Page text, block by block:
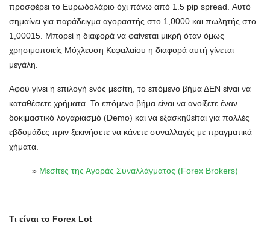
προσφέρει το Ευρωδολάριο όχι πάνω από 1.5 pip spread. Αυτό
σημαίνει για παράδειγμα αγοραστής στο 1,0000 και πωλητής στο
1,00015. Μπορεί η διαφορά να φαίνεται μικρή όταν όμως
χρησιμοποιείς Μόχλευση Κεφαλαίου η διαφορά αυτή γίνεται
μεγάλη.
Αφού γίνει η επιλογή ενός μεσίτη, το επόμενο βήμα ΔΕΝ είναι να
καταθέσετε χρήματα. Το επόμενο βήμα είναι να ανοίξετε έναν
δοκιμαστικό λογαριασμό (Demo) και να εξασκηθείται για πολλές
εβδομάδες πριν ξεκινήσετε να κάνετε συναλλαγές με πραγματικά
χήματα.
» Μεσίτες της Αγοράς Συναλλάγματος (Forex Brokers)
Τι είναι το Forex Lot